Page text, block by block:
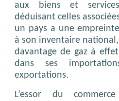
aux biens et
déduisant celles
un pays a une
à son inventaire
davantage de gaz à
dans ses
exportations.
L’essor du